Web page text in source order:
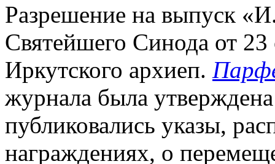
Разрешение на выпуск
Святейшего Синода от 23
Иркутского архиеп.
журнала была
публиковались указы,
награждениях, о